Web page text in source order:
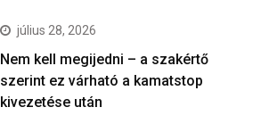
július 28, 2026
Nem kell megijedni – a szakértő
szerint ez várható a kamatstop
kivezetése után